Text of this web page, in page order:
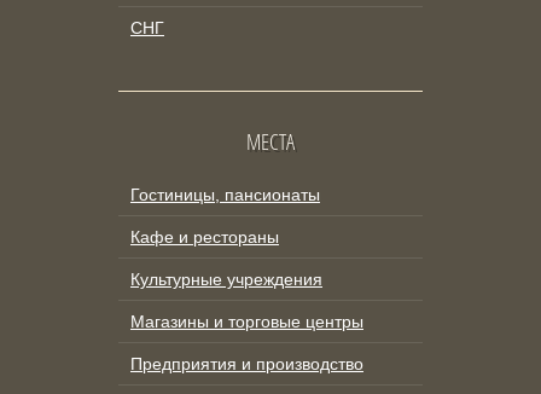
СНГ
МЕСТА
Гостиницы, пансионаты
Кафе и рестораны
Культурные учреждения
Магазины и торговые центры
Предприятия и производство